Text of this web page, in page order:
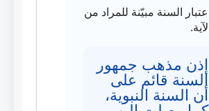
اعتبار السنة مبيّنة للمراد من
الآية.
إذن مذهب جمهور
السنة قائم على
أن السنة النبوية،